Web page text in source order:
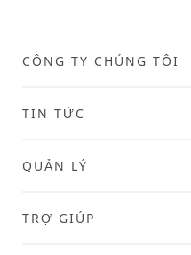
CÔNG TY CHÚNG TÔI
TIN TỨC
QUẢN LÝ
TRỢ GIÚP